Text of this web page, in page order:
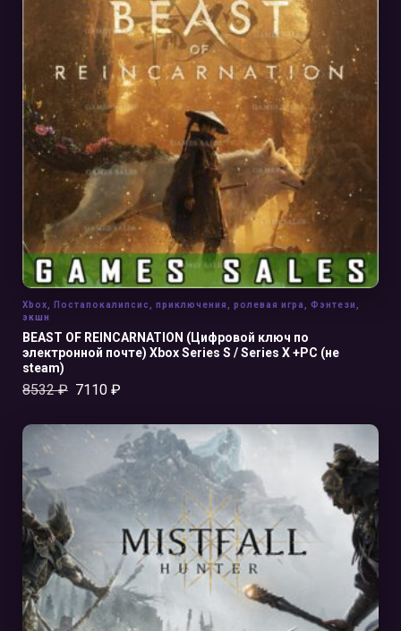
В КОРЗИНУ
BEAST OF REINCARNATION (Цифровой ключ по
электронной почте) Xbox Series S / Series X +PC (не
steam)
8532₽ 7110 ₽
Xbox Постапокалипсис приключения ролевая игра Фэнтези
экшн
В КОРЗИНУ